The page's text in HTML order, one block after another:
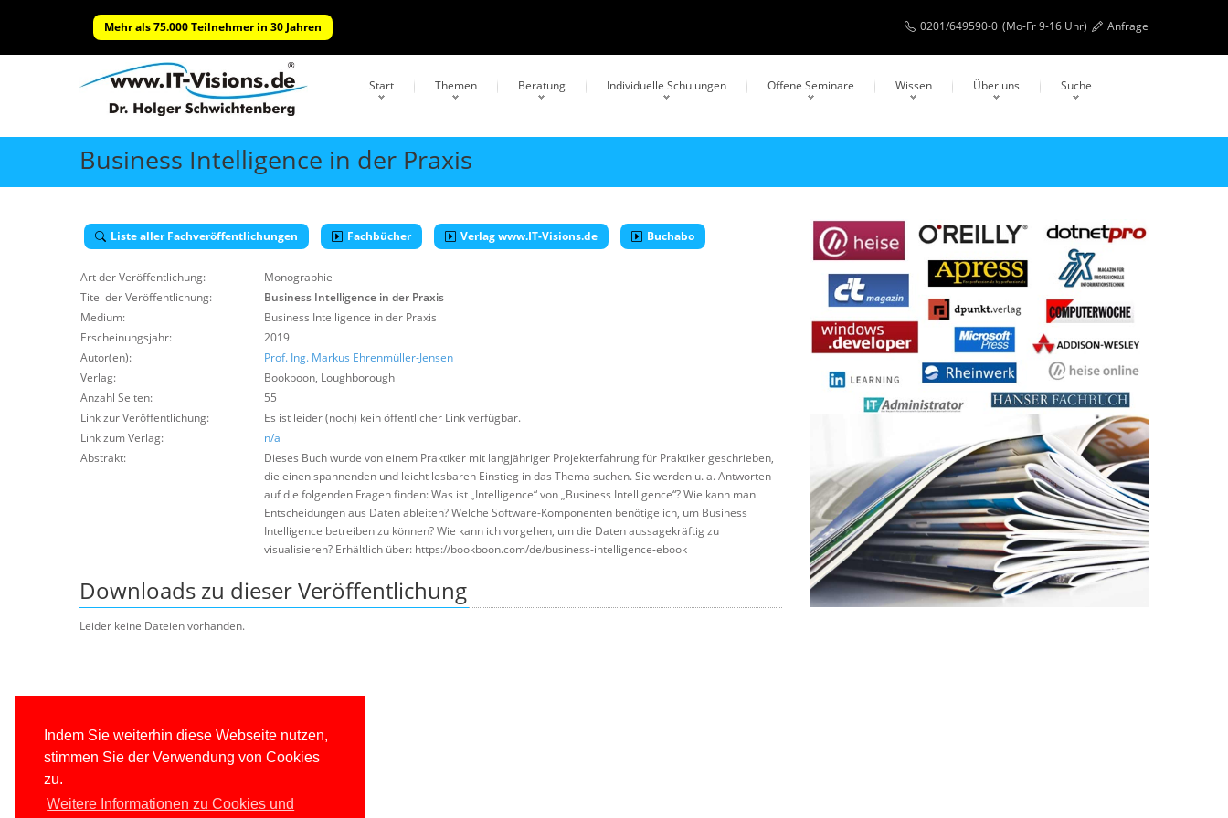
Indem Sie weiterhin diese Webseite nutzen,
stimmen Sie der Verwendung von Cookies
zu.
Weitere Informationen zu Cookies und
Mehr als 75.000 Teilnehmer in 30 Jahren 0201/649590-0 (Mo-Fr 9-16 Uhr) Anfrage
Start Themen Beratung Individuelle Schulungen Offene Seminare Wissen Über uns Suche
Business Intelligence in der Praxis
Liste aller Fachveröffentlichungen Fachbücher Verlag www.IT-Visions.de Buchabo
Art der Veröffentlichung:
Monographie
Titel der Veröffentlichung:
Business Intelligence in der Praxis
Medium:
Business Intelligence in der Praxis
Erscheinungsjahr:
2019
Autor(en):
Prof. Ing. Markus Ehrenmüller-Jensen
Verlag:
Bookboon, Loughborough
Anzahl Seiten:
55
Link zur Veröffentlichung:
Es ist leider (noch) kein öffentlicher Link verfügbar.
Link zum Verlag:
n/a
Abstrakt:
Dieses Buch wurde von einem Praktiker mit langjähriger Projekterfahrung für Praktiker geschrieben,
die einen spannenden und leicht lesbaren Einstieg in das Thema suchen. Sie werden u. a. Antworten
auf die folgenden Fragen finden: Was ist „Intelligence“ von „Business Intelligence“? Wie kann man
Entscheidungen aus Daten ableiten? Welche Software-Komponenten benötige ich, um Business
Intelligence betreiben zu können? Wie kann ich vorgehen, um die Daten aussagekräftig zu
visualisieren? Erhältlich über: https://bookboon.com/de/business-intelligence-ebook
Downloads zu dieser Veröffentlichung
Leider keine Dateien vorhanden.